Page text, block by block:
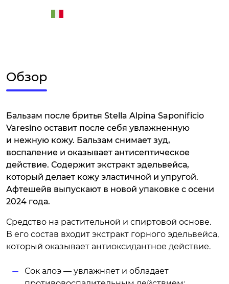
Обзор
Бальзам после бритья Stella Alpina Saponificio
Varesino оставит после себя увлажненную
и нежную кожу. Бальзам снимает зуд,
воспаление и оказывает антисептическое
действие. Содержит экстракт эдельвейса,
который делает кожу эластичной и упругой.
Афтешейв выпускают в новой упаковке с осени
2024 года.
Средство на растительной и спиртовой основе.
В его состав входит экстракт горного эдельвейса,
который оказывает антиоксидантное действие.
Сок алоэ — увлажняет и обладает